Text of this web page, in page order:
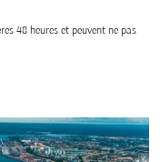
48 heures et peuvent ne pas